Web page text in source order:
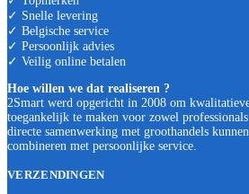
✓ Snelle levering
✓ Belgische service
✓ Persoonlijk advies
✓ Veilig online betalen
Hoe willen we dat realiseren ?
2Smart werd opgericht in 2008 om
toegankelijk te maken voor zowel
directe samenwerking met groothandels
combineren met persoonlijke service.
VERZENDINGEN